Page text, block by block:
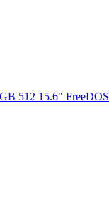
512 15.6" FreeDOS